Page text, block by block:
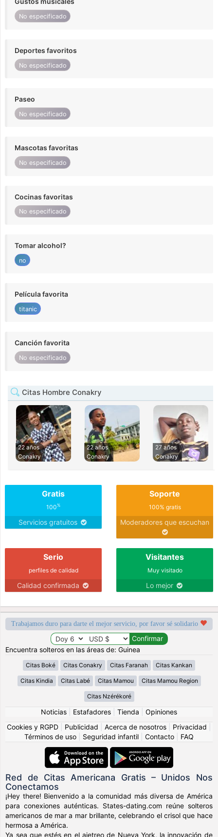
No especificado
Deportes favoritos
No especificado
Paseo
No especificado
Mascotas favoritas
No especificado
Cocinas favoritas
No especificado
Tomar alcohol?
no
Película favorita
titanic
Canción favorita
No especificado
Citas Hombre Conakry
22 años
Conakry
22 años
Conakry
27 años
Conakry
Gratis
100%
Servicios gratuitos
Soporte
100% gratis
Moderadores que escuchan
Serio
perfiles de calidad
Calidad confirmada
Visitantes
Muy visitado
Lo mejor
Trabajamos duro para darte el mejor servicio, por favor sé solidario
Encuentra solteros en las áreas de: Guinea
Citas Boké Citas Conakry Citas Faranah Citas Kankan
Citas Kindia Citas Labé Citas Mamou Citas Mamou Region
Citas Nzérékoré
Noticias Estafadores Tienda
Opiniones
Cookies y RGPD
Publicidad Acerca de nosotros Privacidad
Términos de uso
Seguridad infantil Contacto FAQ
Red de Citas Americana Gratis – Unidos Nos
Conectamos
¡Hey there! Bienvenido a la comunidad más diversa de América
para conexiones auténticas. States-dating.com reúne solteros
americanos de mar a mar brillante, celebrando el crisol que hace
hermosa a América.
Ya sea que estés en el ajetreo de Nueva York, la innovación de